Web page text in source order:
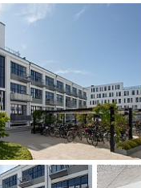
peger også
at sikre at byens
mellem renovering
Ved at
skaber
fortid og nutid, hvor
sjæl forbliver intakt i